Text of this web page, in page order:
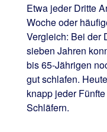
Etwa jeder Dritte
Woche oder
Vergleich: Bei der
sieben Jahren
bis 65-Jährigen
gut schlafen.
knapp jeder
Schläfern.